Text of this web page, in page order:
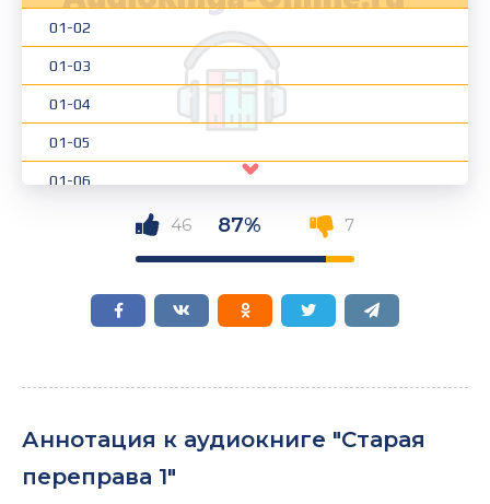
01-02
01-03
01-04
01-05
01-06
01-13
01-14
46 87% 7
Аннотация к аудиокниге "Старая
переправа 1"